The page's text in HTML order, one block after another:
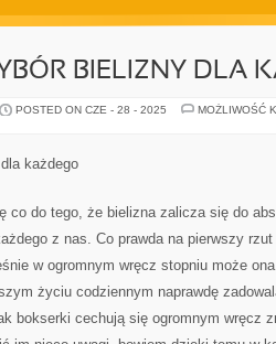
BIELIZNY DLA
POSTED ON CZE - 28 - 2025
MOŻLIWOŚĆ
każdego
co do tego, że bielizna zalicza się do
z nas. Co prawda na pierwszy
w ogromnym wręcz stopniu może
życiu codziennym naprawdę
bokserki cechują się ogromnym wręcz